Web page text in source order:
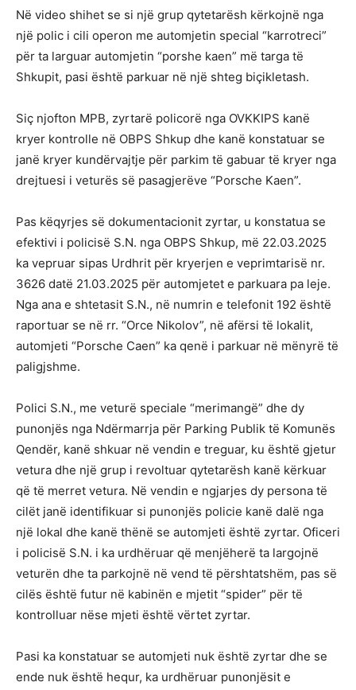
Në video shihet se si një grup qytetarësh kërkojnë nga
një polic i cili operon me automjetin special “karrotreci”
për ta larguar automjetin “porshe kaen” më targa të
Shkupit, pasi është parkuar në një shteg biçikletash.
Siç njofton MPB, zyrtarë policorë nga OVKKIPS kanë
kryer kontrolle në OBPS Shkup dhe kanë konstatuar se
janë kryer kundërvajtje për parkim të gabuar të kryer nga
drejtuesi i veturës së pasagjerëve “Porsche Kaen”.
Pas këqyrjes së dokumentacionit zyrtar, u konstatua se
efektivi i policisë S.N. nga OBPS Shkup, më 22.03.2025
ka vepruar sipas Urdhrit për kryerjen e veprimtarisë nr.
3626 datë 21.03.2025 për automjetet e parkuara pa leje.
Nga ana e shtetasit S.N., në numrin e telefonit 192 është
raportuar se në rr. “Orce Nikolov”, në afërsi të lokalit,
automjeti “Porsche Caen” ka qenë i parkuar në mënyrë të
paligjshme.
Polici S.N., me veturë speciale “merimangë” dhe dy
punonjës nga Ndërmarrja për Parking Publik të Komunës
Qendër, kanë shkuar në vendin e treguar, ku është gjetur
vetura dhe një grup i revoltuar qytetarësh kanë kërkuar
që të merret vetura. Në vendin e ngjarjes dy persona të
cilët janë identifikuar si punonjës policie kanë dalë nga
një lokal dhe kanë thënë se automjeti është zyrtar. Oficeri
i policisë S.N. i ka urdhëruar që menjëherë ta largojnë
veturën dhe ta parkojnë në vend të përshtatshëm, pas së
cilës është futur në kabinën e mjetit “spider” për të
kontrolluar nëse mjeti është vërtet zyrtar.
Pasi ka konstatuar se automjeti nuk është zyrtar dhe se
ende nuk është hequr, ka urdhëruar punonjësit e